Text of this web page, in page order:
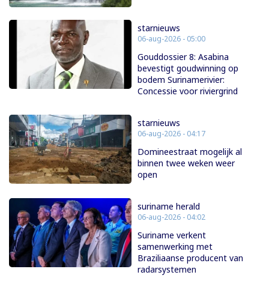
starnieuws
06-aug-2026 - 05:00
Gouddossier 8: Asabina
bevestigt goudwinning op
bodem Surinamerivier:
Concessie voor riviergrind
starnieuws
06-aug-2026 - 04:17
Domineestraat mogelijk al
binnen twee weken weer
open
suriname herald
06-aug-2026 - 04:02
Suriname verkent
samenwerking met
Braziliaanse producent van
radarsystemen